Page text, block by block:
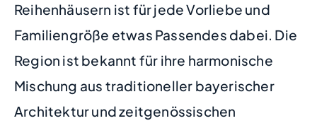
Reihenhäusern ist für jede Vorliebe und
Familiengröße etwas Passendes dabei. Die
Region ist bekannt für ihre harmonische
Mischung aus traditioneller bayerischer
Architektur und zeitgenössischen